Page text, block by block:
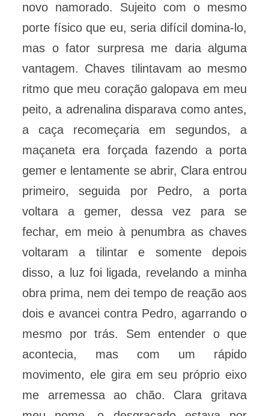
novo namorado. Sujeito com o mesmo
porte físico que eu, seria difícil domina-lo,
mas o fator surpresa me daria alguma
vantagem. Chaves tilintavam ao mesmo
ritmo que meu coração galopava em meu
peito, a adrenalina disparava como antes,
a caça recomeçaria em segundos, a
maçaneta era forçada fazendo a porta
gemer e lentamente se abrir, Clara entrou
primeiro, seguida por Pedro, a porta
voltara a gemer, dessa vez para se
fechar, em meio à penumbra as chaves
voltaram a tilintar e somente depois
disso, a luz foi ligada, revelando a minha
obra prima, nem dei tempo de reação aos
dois e avancei contra Pedro, agarrando o
mesmo por trás. Sem entender o que
acontecia, mas com um rápido
movimento, ele gira em seu próprio eixo
me arremessa ao chão. Clara gritava